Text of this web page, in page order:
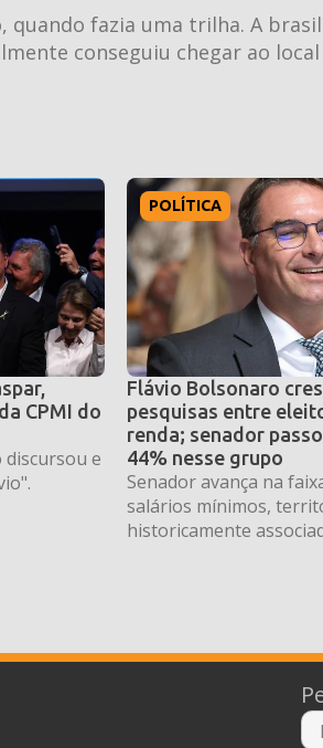
quando fazia uma trilha. A
conseguiu chegar ao
CPMI do
discursou e
POLÍTICA
Flávio Bolsonaro
pesquisas entre
renda; senador
44% nesse grupo
Senador avança na
salários mínimos,
historicamente